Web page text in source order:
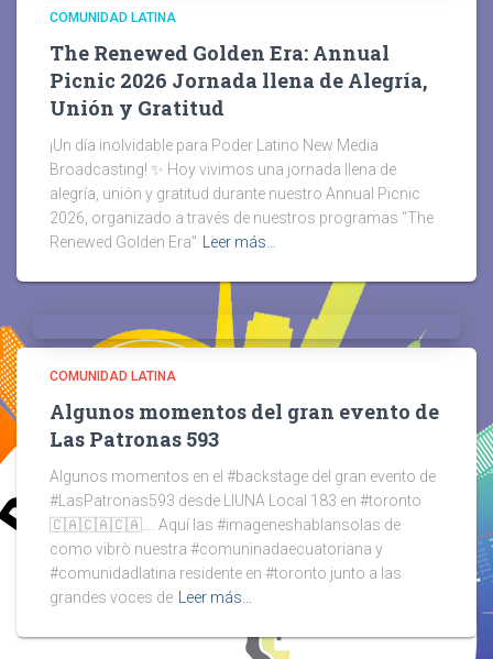
COMUNIDAD LATINA
The Renewed Golden Era: Annual
Picnic 2026 Jornada llena de Alegría,
Unión y Gratitud
¡Un día inolvidable para Poder Latino New Media
Broadcasting! ✨ Hoy vivimos una jornada llena de
alegría, unión y gratitud durante nuestro Annual Picnic
2026, organizado a través de nuestros programas “The
Renewed Golden Era”
Leer más…
COMUNIDAD LATINA
Algunos momentos del gran evento de
Las Patronas 593
Algunos momentos en el #backstage del gran evento de
#LasPatronas593 desde LIUNA Local 183 en #toronto
🇨🇦🇨🇦🇨🇦…. Aquí las #imageneshablansolas de
como vibrò nuestra #comuninadaecuatoriana y
#comunidadlatina residente en #toronto junto a las
grandes voces de
Leer más…